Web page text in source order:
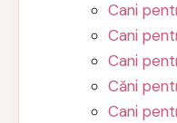
Cani
Cani
Cani
Căni
Cani